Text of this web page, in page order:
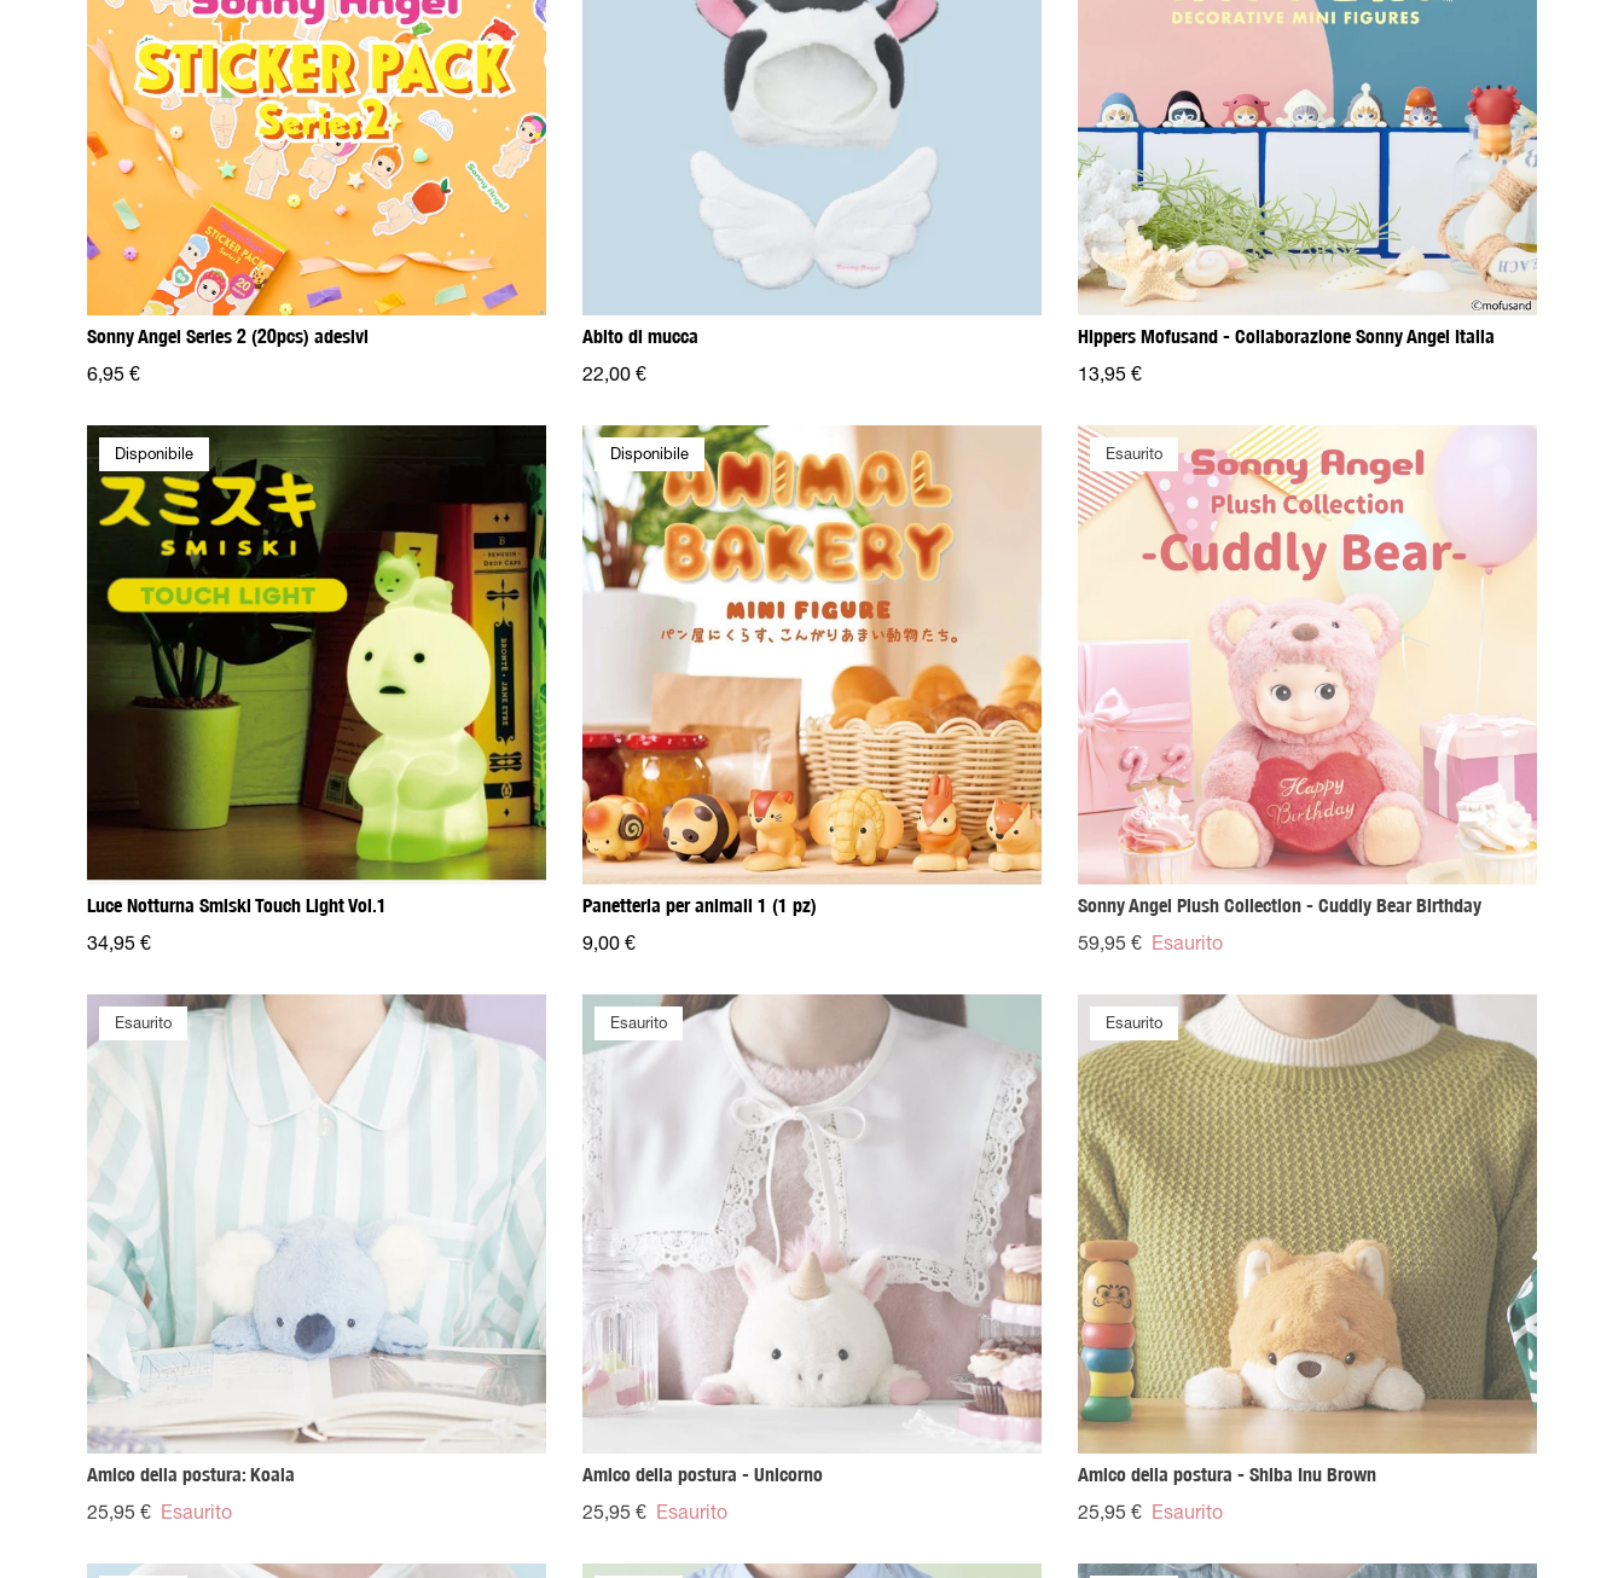
Sonny Angel Series 2 (20pcs) adesivi
6,95 €
Abito di mucca
22,00 €
Hippers Mofusand - Collaborazione Sonny Angel Italia
13,95 €
Disponibile
Luce Notturna Smiski Touch Light Vol.1
34,95 €
Disponibile
Panetteria per animali 1 (1 pz)
9,00 €
Esaurito
Esaurito
Sonny Angel Plush Collection - Cuddly Bear Birthday
59,95 € Esaurito
Esaurito
Esaurito
Amico della postura: Koala
25,95 € Esaurito
Esaurito
Esaurito
Amico della postura - Unicorno
25,95 € Esaurito
Esaurito
Esaurito
Amico della postura - Shiba Inu Brown
25,95 € Esaurito